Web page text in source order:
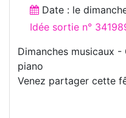
Date : le
Idée sortie n°
Dimanches musicaux
piano
Venez partager cette